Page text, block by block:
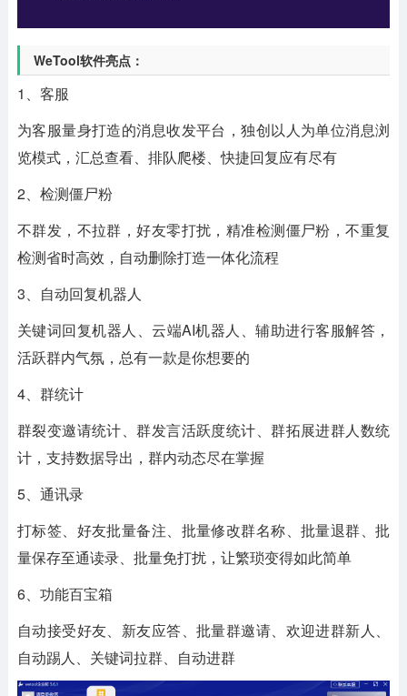
WeTool软件亮点：
1、客服
为客服量身打造的消息收发平台，独创以人为单位消息浏
览模式，汇总查看、排队爬楼、快捷回复应有尽有
2、检测僵尸粉
不群发，不拉群，好友零打扰，精准检测僵尸粉，不重复
检测省时高效，自动删除打造一体化流程
3、自动回复机器人
关键词回复机器人、云端AI机器人、辅助进行客服解答，
活跃群内气氛，总有一款是你想要的
4、群统计
群裂变邀请统计、群发言活跃度统计、群拓展进群人数统
计，支持数据导出，群内动态尽在掌握
5、通讯录
打标签、好友批量备注、批量修改群名称、批量退群、批
量保存至通读录、批量免打扰，让繁琐变得如此简单
6、功能百宝箱
自动接受好友、新友应答、批量群邀请、欢迎进群新人、
自动踢人、关键词拉群、自动进群